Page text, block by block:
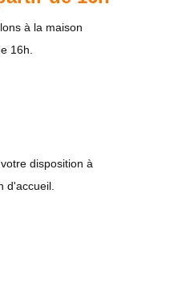
à la maison
16h.
disposition à
d'accueil.